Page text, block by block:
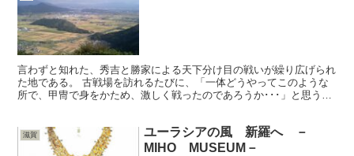
言わずと知れた、秀吉と勝家による天下分け目の戦いが繰り広げられ
た地である。 古戦場を訪れるたびに、「一体どうやってこのような
所で、甲冑で身をかため、激しく戦ったのであろうか･･･」と思うば
滋賀
ユーラシアの風 新羅へ －
MIHO MUSEUM－